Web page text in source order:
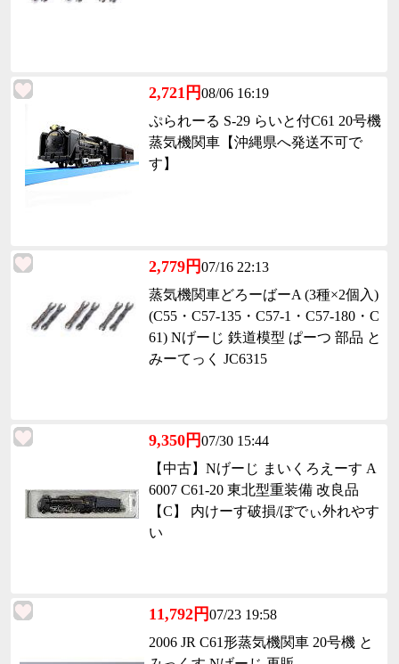
2,721円08/06 16:19
ぷられーる S-29 らいと付C61 20号機
蒸気機関車【沖縄県へ発送不可で
す】
2,779円07/16 22:13
蒸気機関車どろーばーA (3種×2個入)
(C55・C57-135・C57-1・C57-180・C
61) Nげーじ 鉄道模型 ぱーつ 部品 と
みーてっく JC6315
9,350円07/30 15:44
【中古】Nげーじ まいくろえーす A
6007 C61-20 東北型重装備 改良品
【C】 内けーす破損/ぼでぃ外れやす
い
11,792円07/23 19:58
2006 JR C61形蒸気機関車 20号機 と